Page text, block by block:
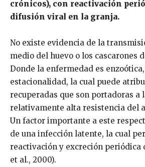
crónicos), con reactivación
difusión viral en la granja.
No existe evidencia de la
medio del huevo o los cascarones
Donde la enfermedad es
estacionalidad, la cual puede
recuperadas que son portadoras a
relativamente alta resistencia del
Un factor importante a este
de una infección latente, la cual
reactivación y excreción periódica
et al., 2000).